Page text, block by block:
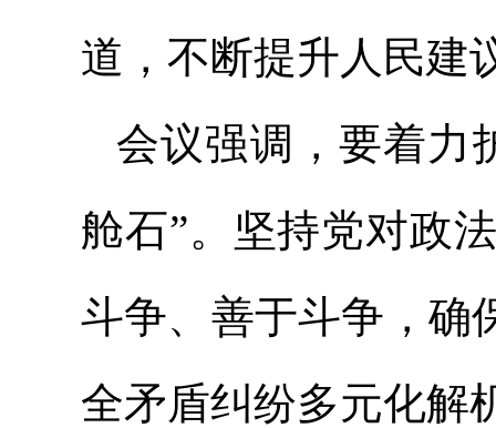
道，不断提升人民建
会议强调，要着力
舱石”。坚持党对政
斗争、善于斗争，确
全矛盾纠纷多元化解